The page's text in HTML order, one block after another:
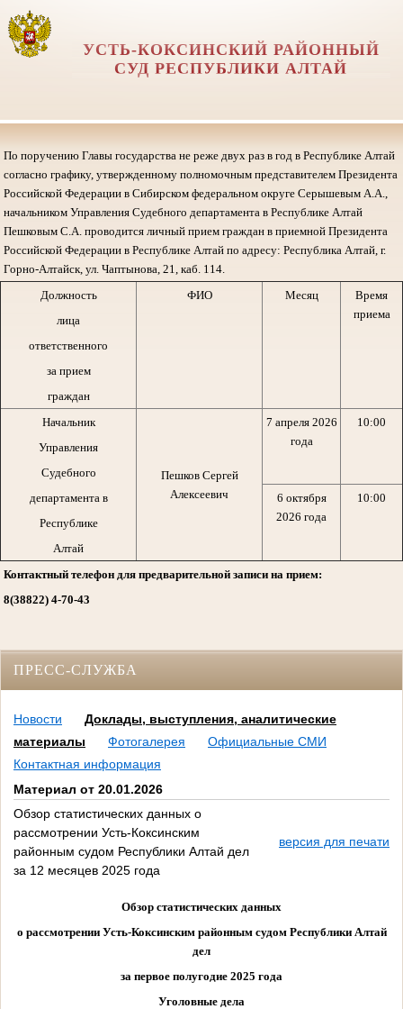
УСТЬ-КОКСИНСКИЙ РАЙОННЫЙ
СУД РЕСПУБЛИКИ АЛТАЙ
По поручению Главы государства не реже двух раз в год в Республике Алтай
согласно графику, утвержденному полномочным представителем Президента
Российской Федерации в Сибирском федеральном округе Серышевым А.А.,
начальником Управления Судебного департамента в Республике Алтай
Пешковым С.А. проводится личный прием граждан в приемной Президента
Российской Федерации в Республике Алтай по адресу: Республика Алтай, г.
Горно-Алтайск, ул. Чаптынова, 21, каб. 114.
Должность
лица
ответственного
за прием
граждан
ФИО Месяц
Время
приема
Начальник
Управления
Судебного
департамента в
Республике
Алтай
Пешков Сергей
Алексеевич
7 апреля 2026
года
10:00
6 октября
2026 года
10:00
Контактный телефон для предварительной записи на прием:
8(38822) 4-70-43
ПРЕСС-СЛУЖБА
Новости
Доклады, выступления, аналитические
материалы
Фотогалерея
Официальные СМИ
Контактная информация
Материал от 20.01.2026
Обзор статистических данных о
рассмотрении Усть-Коксинским
районным судом Республики Алтай дел
за 12 месяцев 2025 года
версия для печати
Обзор статистических данных
о рассмотрении Усть-Коксинским районным судом Республики Алтай
дел
за первое полугодие 2025 года
Уголовные дела